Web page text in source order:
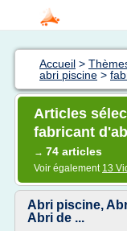
Accueil >
abri piscine >
Articles
fabricant
→ 74 articles
Voir également 13
Abri piscine,
Abri de ...